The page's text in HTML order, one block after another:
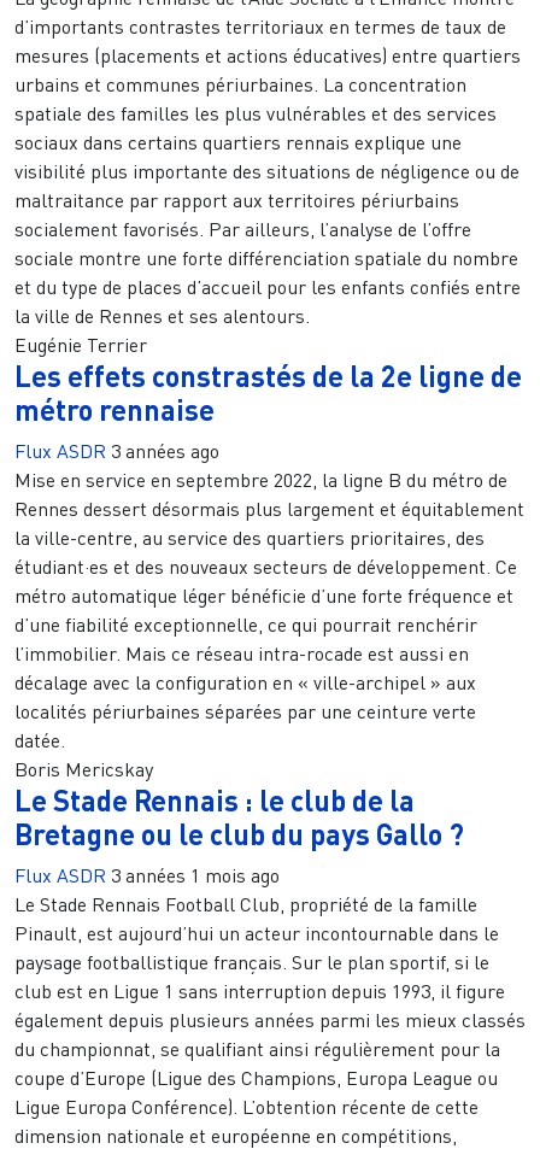
d’importants contrastes territoriaux en termes de taux de
mesures (placements et actions éducatives) entre quartiers
urbains et communes périurbaines. La concentration
spatiale des familles les plus vulnérables et des services
sociaux dans certains quartiers rennais explique une
visibilité plus importante des situations de négligence ou de
maltraitance par rapport aux territoires périurbains
socialement favorisés. Par ailleurs, l’analyse de l’offre
sociale montre une forte différenciation spatiale du nombre
et du type de places d’accueil pour les enfants confiés entre
la ville de Rennes et ses alentours.
Eugénie Terrier
Les effets constrastés de la 2e ligne de
métro rennaise
Flux ASDR 3 années ago
Mise en service en septembre 2022, la ligne B du métro de
Rennes dessert désormais plus largement et équitablement
la ville-centre, au service des quartiers prioritaires, des
étudiant·es et des nouveaux secteurs de développement. Ce
métro automatique léger bénéficie d’une forte fréquence et
d’une fiabilité exceptionnelle, ce qui pourrait renchérir
l’immobilier. Mais ce réseau intra-rocade est aussi en
décalage avec la configuration en « ville-archipel » aux
localités périurbaines séparées par une ceinture verte
datée.
Boris Mericskay
Le Stade Rennais : le club de la
Bretagne ou le club du pays Gallo ?
Flux ASDR 3 années 1 mois ago
Le Stade Rennais Football Club, propriété de la famille
Pinault, est aujourd’hui un acteur incontournable dans le
paysage footballistique français. Sur le plan sportif, si le
club est en Ligue 1 sans interruption depuis 1993, il figure
également depuis plusieurs années parmi les mieux classés
du championnat, se qualifiant ainsi régulièrement pour la
coupe d’Europe (Ligue des Champions, Europa League ou
Ligue Europa Conférence). L’obtention récente de cette
dimension nationale et européenne en compétitions,